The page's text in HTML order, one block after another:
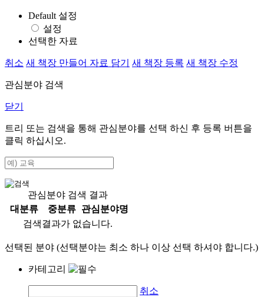
Default 설정
설정
선택한 자료
취소 새 책장 만들어 자료 담기 새 책장 등록 새 책장 수정
관심분야 검색
닫기
트리 또는 검색을 통해 관심분야를 선택 하신 후 등록 버튼을
클릭 하십시오.
관심분야 검색 결과
대분류
중분류
관심분야명
검색결과가 없습니다.
선택된 분야 (선택분야는 최소 하나 이상 선택 하셔야 합니다.)
카테고리
취소